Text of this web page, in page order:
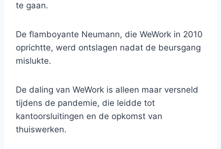
te gaan.
De flamboyante Neumann, die WeWork in 2010
oprichtte, werd ontslagen nadat de beursgang
mislukte.
De daling van WeWork is alleen maar versneld
tijdens de pandemie, die leidde tot
kantoorsluitingen en de opkomst van
thuiswerken.